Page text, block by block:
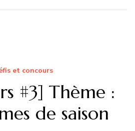
et concours
#3] Thème :
de saison